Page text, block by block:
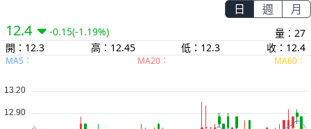
日 週 月
12.4 -0.15(-1.19%)
量：27
開：12.3
高：12.45 低：12.3 收：12.4
MA5： MA20： MA60：